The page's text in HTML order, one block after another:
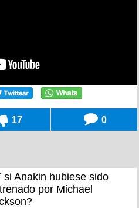
17 0
si Anakin hubiese sido
por Michael